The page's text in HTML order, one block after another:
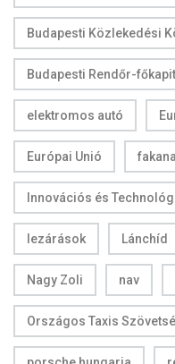
Budapesti Közlekedési
Budapesti Rendőr-
elektromos autó
Európai Unió
Innovációs és
lezárások Lánchíd
Nagy Zoli nav
Országos Taxis